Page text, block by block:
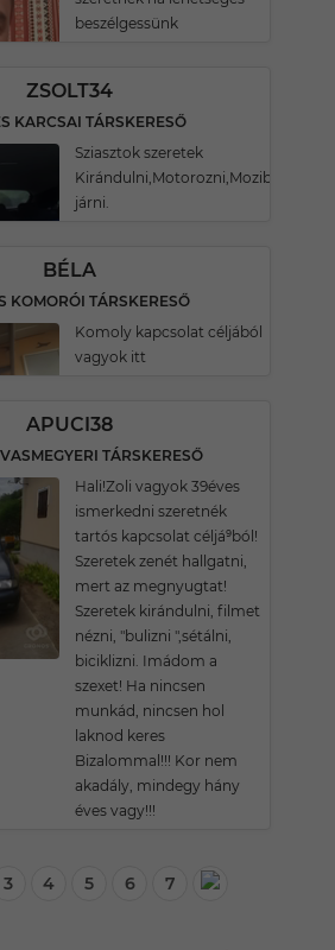
beszélgessünk
ZSOLT34
KARCSAI TÁRSKERESŐ
Sziasztok szeretek
Kirándulni,Motorozni,Moziba
járni.
BÉLA
KOMORÓI TÁRSKERESŐ
Komoly kapcsolat céljából
vagyok itt
APUCI38
TÁRSKERESŐ
Hali!Zoli vagyok 39éves
ismerkedni szeretnék
tartós kapcsolat céljá⁹ból!
Szeretek zenét hallgatni,
mert az megnyugtat!
Szeretek kirándulni, filmet
nézni, "bulizni ",sétálni,
biciklizni. Imádom a
szexet! Ha nincsen
munkád, nincsen hol
laknod keres
Bizalommal!!! Kor nem
akadály, mindegy hány
éves vagy!!!
3 4 5 6 7